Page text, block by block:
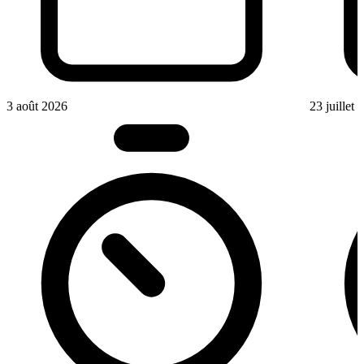
3 août 2026 23 juillet